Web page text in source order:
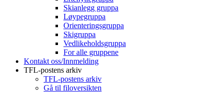
Skianlegg gruppa
Løypegruppa
Orienteringsgruppa
Skigruppa
Vedlikeholdsgruppa
For alle gruppene
Kontakt oss/Innmelding
TFL-postens arkiv
TFL-postens arkiv
Gå til filoversikten